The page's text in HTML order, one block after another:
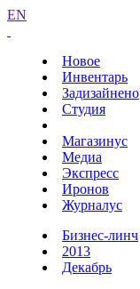
EN
Новое
Инвентарь
Задизайнено
Студия
Магазинус
Медиа
Экспресс
Иронов
Журналус
Бизнес-линч
2013
Декабрь